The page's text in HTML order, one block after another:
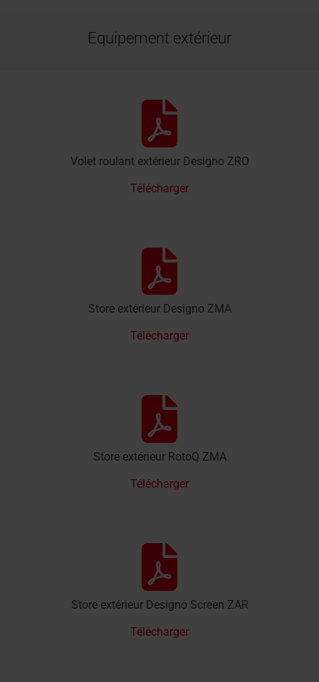
Equipement extérieur
Volet roulant extérieur Designo ZRO
Télécharger
Store extérieur Designo ZMA
Télécharger
Store extérieur RotoQ ZMA
Télécharger
Store extérieur Designo Screen ZAR
Télécharger